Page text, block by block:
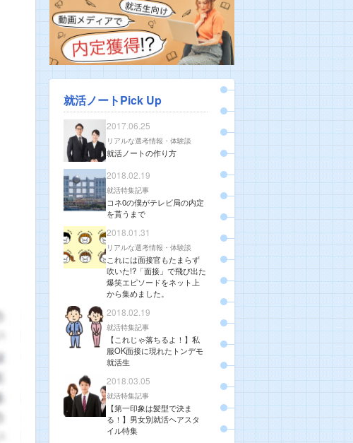
就活ノートPick Up
2017.06.25
リアルな選考情報・体験談
就活ノートの作り方
2018.02.19
就活特集記事
コネ0の僕がテレビ局の内定
を貰うまで
2018.01.31
リアルな選考情報・体験談
これには面接官もたまらず
吹いた!?「面接」で飛び出た
爆笑エピソードをネット上
から集めました。
2018.02.19
就活特集記事
【これじゃ落ちるよ！】私
服OK面接に現れたトンデモ
就活生
2018.03.05
就活特集記事
【第一印象は髪型で決ま
る！】男女別就活ヘアスタ
イル特集